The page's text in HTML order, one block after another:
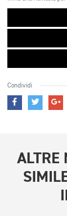
Condividi
ALTRE